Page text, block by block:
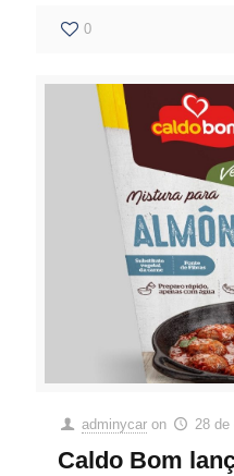
0
adminycar on 28 de
Caldo Bom